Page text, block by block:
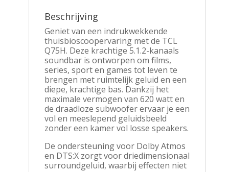
Beschrijving
Geniet van een indrukwekkende
thuisbioscoopervaring met de TCL
Q75H. Deze krachtige 5.1.2-kanaals
soundbar is ontworpen om films,
series, sport en games tot leven te
brengen met ruimtelijk geluid en een
diepe, krachtige bas. Dankzij het
maximale vermogen van 620 watt en
de draadloze subwoofer ervaar je een
vol en meeslepend geluidsbeeld
zonder een kamer vol losse speakers.
De ondersteuning voor Dolby Atmos
en DTS:X zorgt voor driedimensionaal
surroundgeluid, waarbij effecten niet